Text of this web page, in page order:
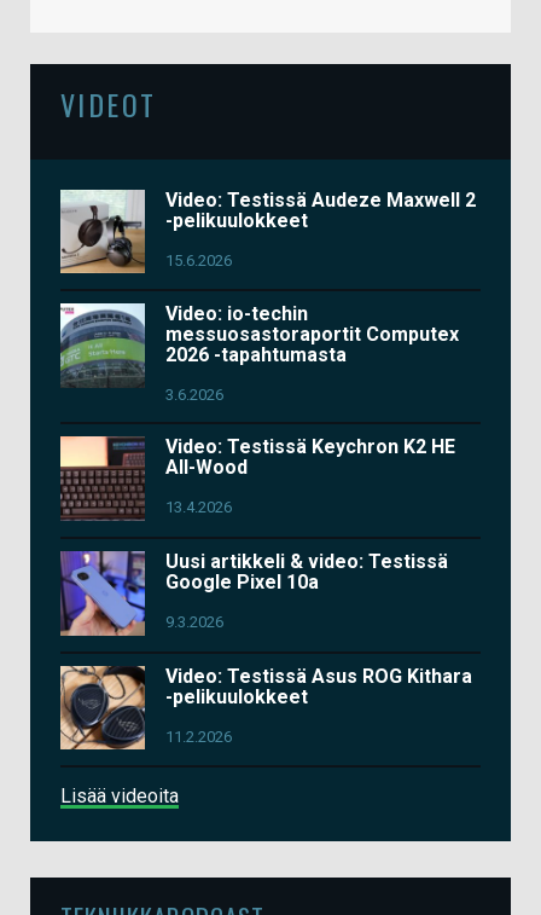
VIDEOT
Video: Testissä Audeze Maxwell 2
-pelikuulokkeet
15.6.2026
Video: io-techin
messuosastoraportit Computex
2026 -tapahtumasta
3.6.2026
Video: Testissä Keychron K2 HE
All-Wood
13.4.2026
Uusi artikkeli & video: Testissä
Google Pixel 10a
9.3.2026
Video: Testissä Asus ROG Kithara
-pelikuulokkeet
11.2.2026
Lisää videoita